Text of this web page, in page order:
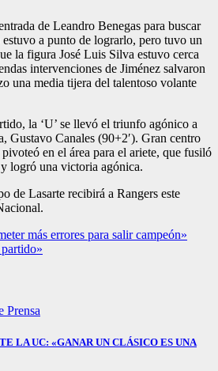
de Leandro Benegas para buscar
a punto de lograrlo, pero tuvo un
la figura José Luis Silva estuvo cerca
intervenciones de Jiménez salvaron
una media tijera del talentoso volante
la ‘U’ se llevó el triunfo agónico a
Gustavo Canales (90+2′). Gran centro
en el área para el ariete, que fusiló
logró una victoria agónica.
de Lasarte recibirá a Rangers este
más errores para salir campeón»
Prensa
LA UC: «GANAR UN CLÁSICO ES UNA